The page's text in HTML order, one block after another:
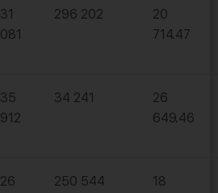
31
081
296 202
20
714.47
35
912
34 241
26
649.46
26
250 544
18